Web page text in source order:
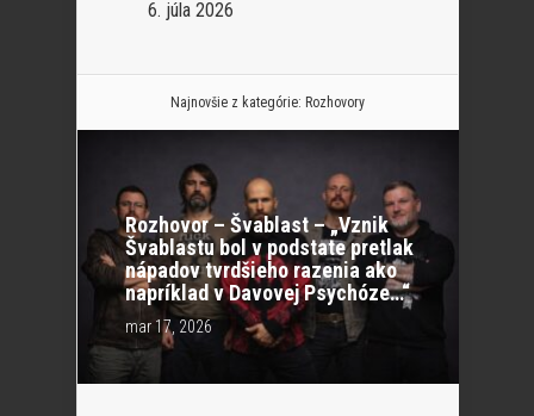
6. júla 2026
Najnovšie z kategórie: Rozhovory
Rozhovor – Švablast – „Vznik
Švablastu bol v podstate pretlak
nápadov tvrdšieho razenia ako
napríklad v Davovej Psychóze…“
mar 17, 2026